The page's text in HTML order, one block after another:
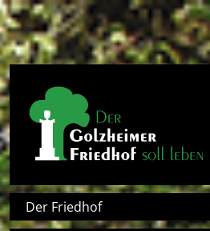
Direkt zum Inhalt
Hauptnavigation
Der Friedhof